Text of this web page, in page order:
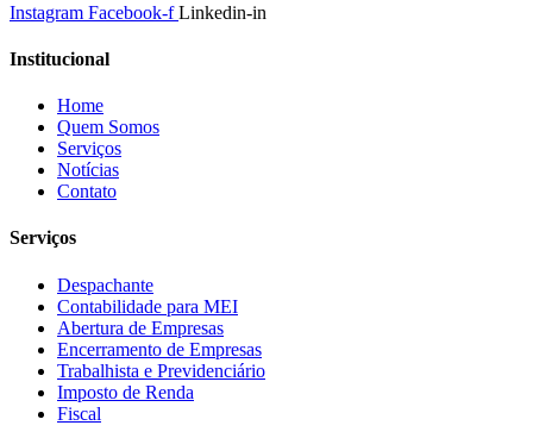
Instagram Facebook-f Linkedin-in
Institucional
Home
Quem Somos
Serviços
Notícias
Contato
Serviços
Despachante
Contabilidade para MEI
Abertura de Empresas
Encerramento de Empresas
Trabalhista e Previdenciário
Imposto de Renda
Fiscal